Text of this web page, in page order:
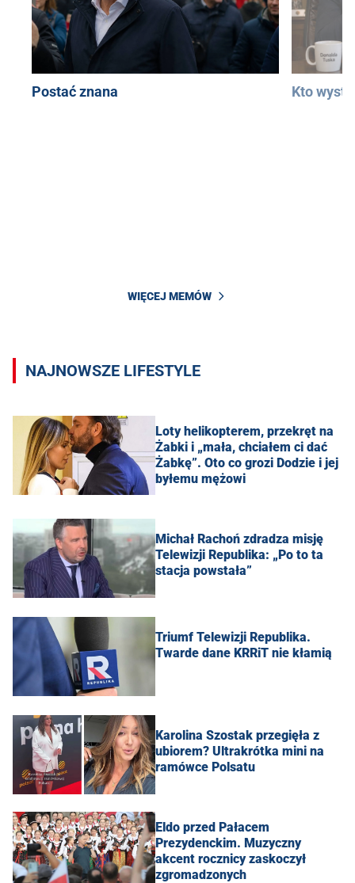
Postać znana Kto
WIĘCEJ MEMÓW
NAJNOWSZE LIFESTYLE
Loty helikopterem, przekręt na
Żabki i „mała, chciałem ci dać
Żabkę”. Oto co grozi Dodzie i jej
byłemu mężowi
Michał Rachoń zdradza misję
Telewizji Republika: „Po to ta
stacja powstała”
Triumf Telewizji Republika.
Twarde dane KRRiT nie kłamią
Karolina Szostak przegięła z
ubiorem? Ultrakrótka mini na
ramówce Polsatu
Eldo przed Pałacem
Prezydenckim. Muzyczny
akcent rocznicy zaskoczył
zgromadzonych